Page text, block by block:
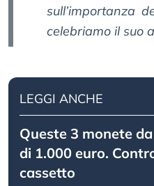
sull’importanza
celebriamo il suo
LEGGI ANCHE
Queste 3 monete
di 1.000 euro.
cassetto